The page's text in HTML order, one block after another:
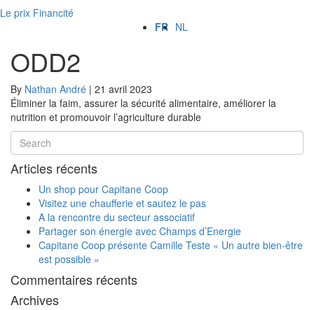
Le prix Financité
FR NL
ODD2
By Nathan André | 21 avril 2023
Éliminer la faim, assurer la sécurité alimentaire, améliorer la
nutrition et promouvoir l’agriculture durable
Articles récents
Un shop pour Capitane Coop
Visitez une chaufferie et sautez le pas
A la rencontre du secteur associatif
Partager son énergie avec Champs d’Energie
Capitane Coop présente Camille Teste « Un autre bien-être
est possible »
Commentaires récents
Archives